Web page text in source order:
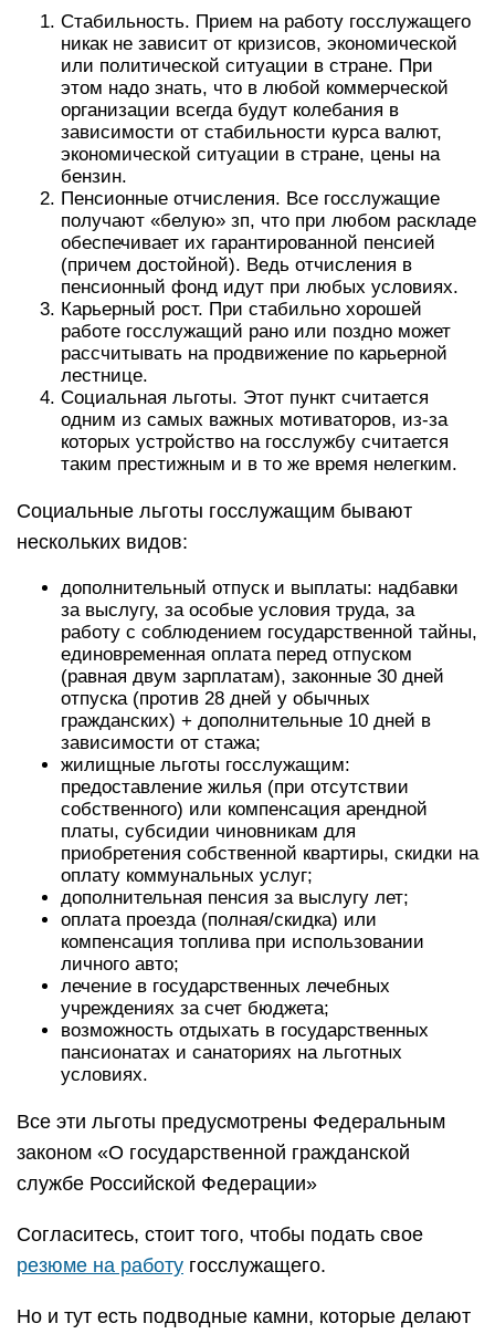
Стабильность. Прием на работу госслужащего
никак не зависит от кризисов, экономической
или политической ситуации в стране. При
этом надо знать, что в любой коммерческой
организации всегда будут колебания в
зависимости от стабильности курса валют,
экономической ситуации в стране, цены на
бензин.
Пенсионные отчисления. Все госслужащие
получают «белую» зп, что при любом раскладе
обеспечивает их гарантированной пенсией
(причем достойной). Ведь отчисления в
пенсионный фонд идут при любых условиях.
Карьерный рост. При стабильно хорошей
работе госслужащий рано или поздно может
рассчитывать на продвижение по карьерной
лестнице.
Социальная льготы. Этот пункт считается
одним из самых важных мотиваторов, из-за
которых устройство на госслужбу считается
таким престижным и в то же время нелегким.
Социальные льготы госслужащим бывают
нескольких видов:
дополнительный отпуск и выплаты: надбавки
за выслугу, за особые условия труда, за
работу с соблюдением государственной тайны,
единовременная оплата перед отпуском
(равная двум зарплатам), законные 30 дней
отпуска (против 28 дней у обычных
гражданских) + дополнительные 10 дней в
зависимости от стажа;
жилищные льготы госслужащим:
предоставление жилья (при отсутствии
собственного) или компенсация арендной
платы, субсидии чиновникам для
приобретения собственной квартиры, скидки на
оплату коммунальных услуг;
дополнительная пенсия за выслугу лет;
оплата проезда (полная/скидка) или
компенсация топлива при использовании
личного авто;
лечение в государственных лечебных
учреждениях за счет бюджета;
возможность отдыхать в государственных
пансионатах и санаториях на льготных
условиях.
Все эти льготы предусмотрены Федеральным
законом «О государственной гражданской
службе Российской Федерации»
Согласитесь, стоит того, чтобы подать свое
резюме на работу госслужащего.
Но и тут есть подводные камни, которые делают